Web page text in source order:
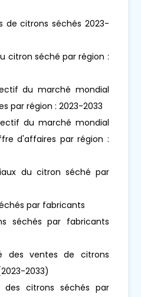
de citrons séchés 2023-
citron séché par région :
du marché mondial
par région : 2023-2033
du marché mondial
d'affaires par région :
du citron séché par
par fabricants
séchés par fabricants
des ventes de citrons
2033)
des citrons séchés par